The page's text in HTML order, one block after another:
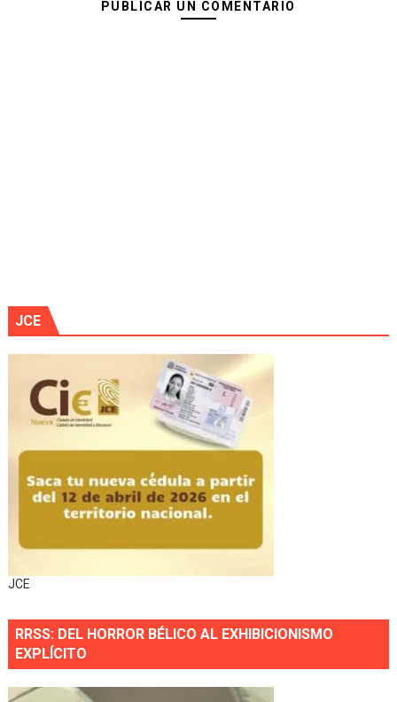
PUBLICAR UN COMENTARIO
JCE
JCE
RRSS: DEL HORROR BÉLICO AL EXHIBICIONISMO
EXPLÍCITO